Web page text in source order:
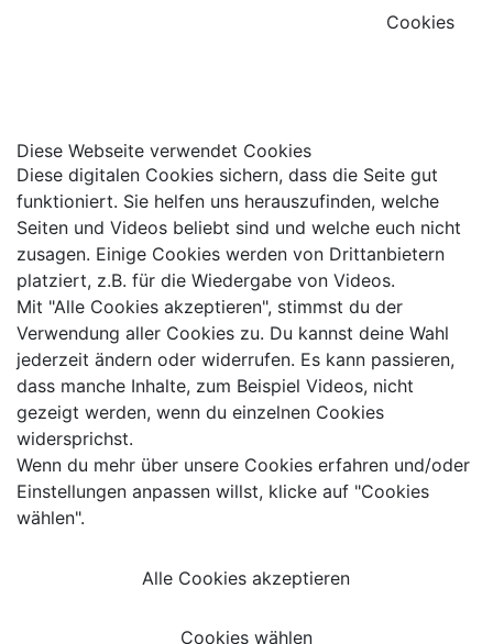
Cookies
Diese Webseite verwendet Cookies
Diese digitalen Cookies sichern, dass die Seite gut
funktioniert. Sie helfen uns herauszufinden, welche
Seiten und Videos beliebt sind und welche euch nicht
zusagen. Einige Cookies werden von Drittanbietern
platziert, z.B. für die Wiedergabe von Videos.
Mit "Alle Cookies akzeptieren", stimmst du der
Verwendung aller Cookies zu. Du kannst deine Wahl
jederzeit ändern oder widerrufen. Es kann passieren,
dass manche Inhalte, zum Beispiel Videos, nicht
gezeigt werden, wenn du einzelnen Cookies
widersprichst.
Wenn du mehr über unsere Cookies erfahren und/oder
Einstellungen anpassen willst, klicke auf "Cookies
wählen".
Alle Cookies akzeptieren
Cookies wählen